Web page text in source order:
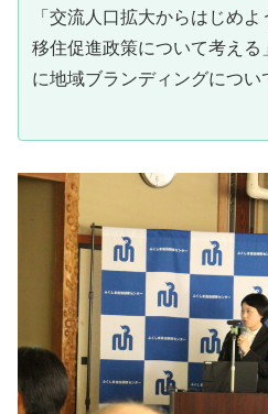
「交流人口拡大からはじめ
移住促進政策について考える
に地域ブランディングについ